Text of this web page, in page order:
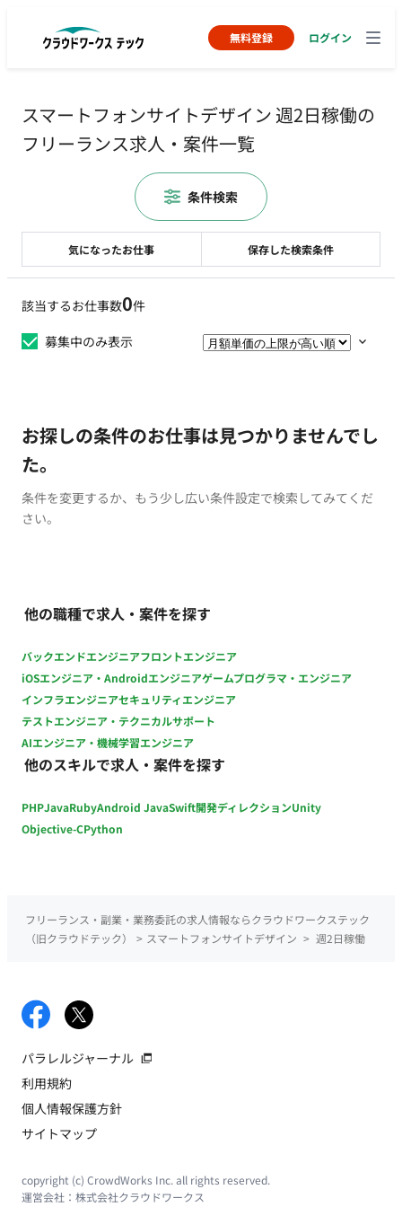
無料登録 ログイン
スマートフォンサイトデザイン 週2日稼働の
フリーランス求人・案件一覧
該当するお仕事数0件
募集中のみ表示
お探しの条件のお仕事は見つかりませんでし
た。
条件を変更するか、もう少し広い条件設定で検索してみてくだ
さい。
他の職種で求人・案件を探す
バックエンドエンジニアフロントエンジニア
iOSエンジニア・Androidエンジニアゲームプログラマ・エンジニア
インフラエンジニアセキュリティエンジニア
テストエンジニア・テクニカルサポート
AIエンジニア・機械学習エンジニア
他のスキルで求人・案件を探す
PHPJavaRubyAndroid JavaSwift開発ディレクションUnity
Objective-CPython
気になったお仕事 保存した検索条件
条件検索
フリーランス・副業・業務委託の求人情報ならクラウドワークステック
（旧クラウドテック）
> スマートフォンサイトデザイン > 週2日稼働
パラレルジャーナル
利用規約
個人情報保護方針
サイトマップ
copyright (c) CrowdWorks Inc. all rights reserved.
運営会社： 株式会社クラウドワークス